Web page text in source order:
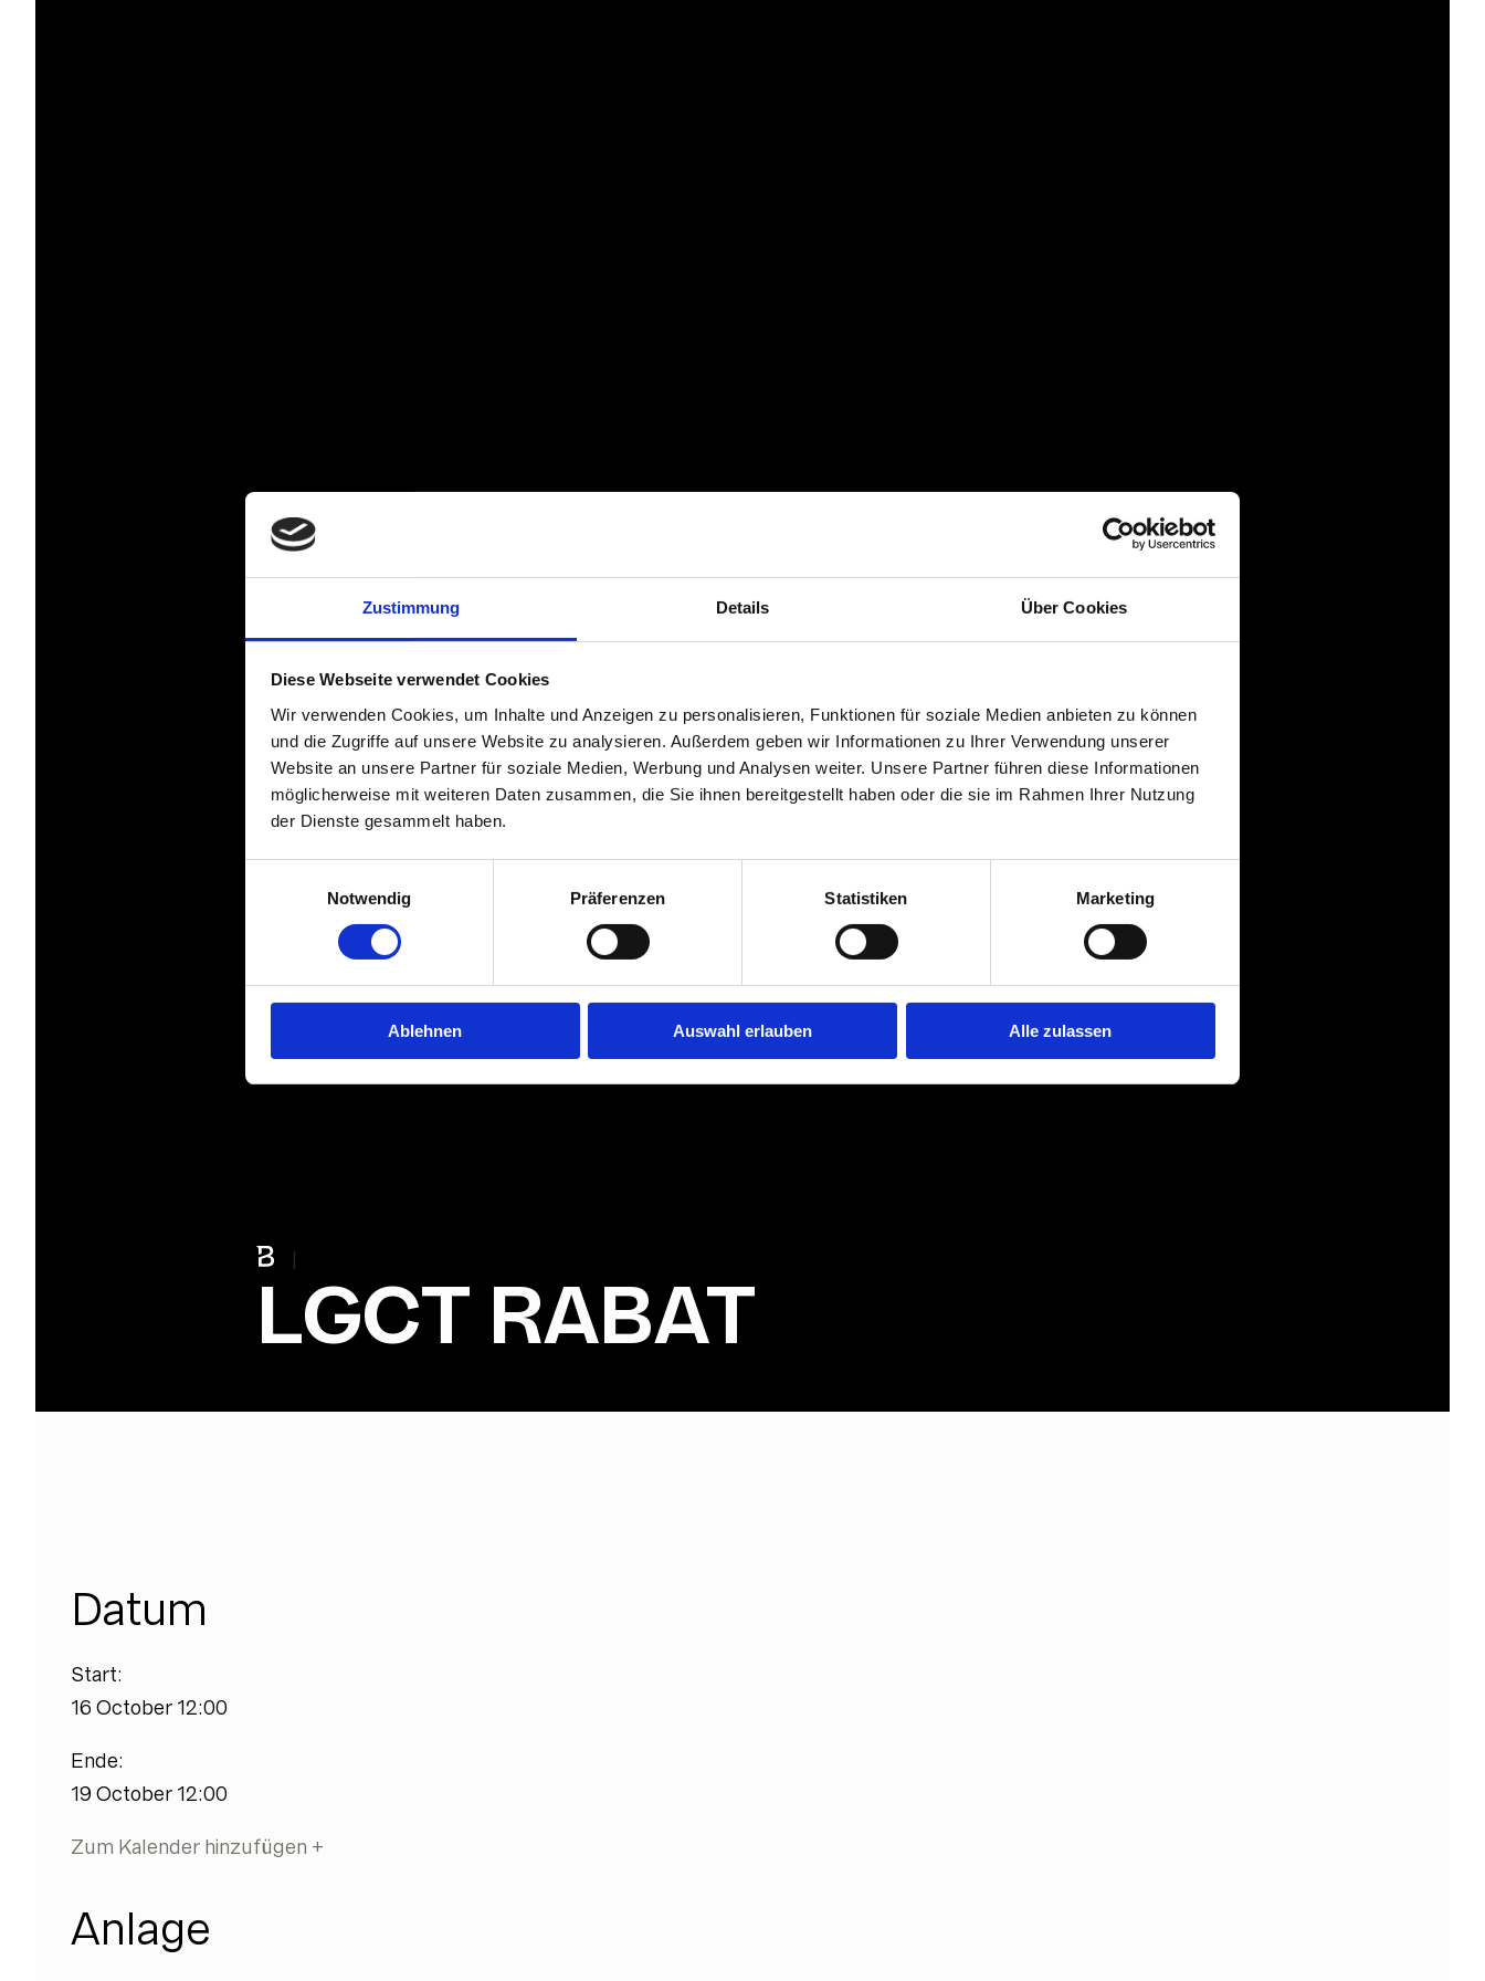
Zustimmung Details Über Cookies
Diese Webseite verwendet Cookies
Wir verwenden Cookies, um Inhalte und Anzeigen zu personalisieren, Funktionen für soziale Medien anbieten zu können
und die Zugriffe auf unsere Website zu analysieren. Außerdem geben wir Informationen zu Ihrer Verwendung unserer
Website an unsere Partner für soziale Medien, Werbung und Analysen weiter. Unsere Partner führen diese Informationen
möglicherweise mit weiteren Daten zusammen, die Sie ihnen bereitgestellt haben oder die sie im Rahmen Ihrer Nutzung
der Dienste gesammelt haben.
Notwendig
Präferenzen Statistiken Marketing
Ablehnen Auswahl erlauben Alle zulassen
LGCT RABAT
Datum
Start:
16 October 12:00
Ende:
19 October 12:00
Zum Kalender hinzufügen +
Anlage